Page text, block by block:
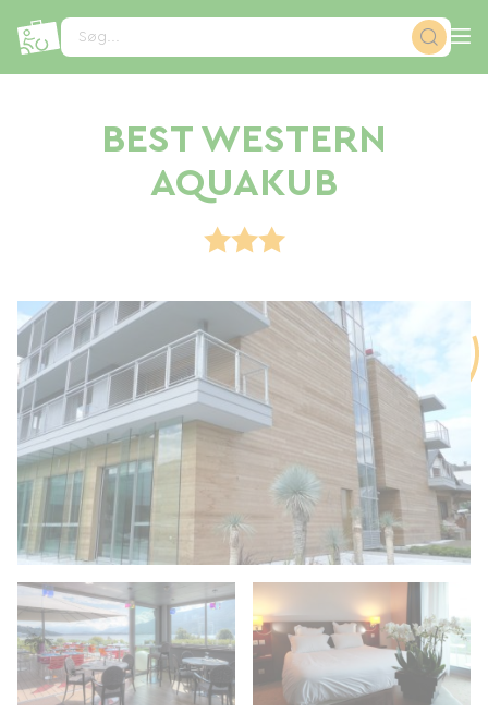
Søg...
BEST WESTERN
AQUAKUB
CCookie-styringspanel